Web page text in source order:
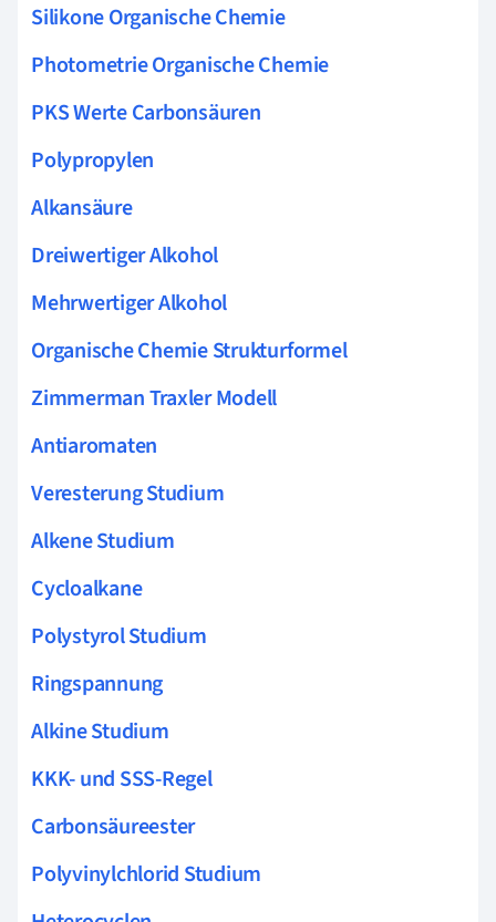
Silikone Organische Chemie
Photometrie Organische Chemie
PKS Werte Carbonsäuren
Polypropylen
Alkansäure
Dreiwertiger Alkohol
Mehrwertiger Alkohol
Organische Chemie Strukturformel
Zimmerman Traxler Modell
Antiaromaten
Veresterung Studium
Alkene Studium
Cycloalkane
Polystyrol Studium
Ringspannung
Alkine Studium
KKK- und SSS-Regel
Carbonsäureester
Polyvinylchlorid Studium